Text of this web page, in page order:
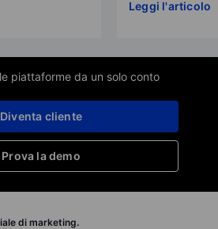
Leggi l'articolo
piattaforme da un solo conto
Prova la demo
Diventa cliente
di marketing.